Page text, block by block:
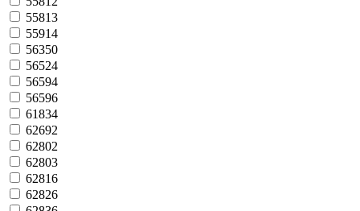
55813
55914
56350
56524
56594
56596
61834
62692
62802
62803
62816
62826